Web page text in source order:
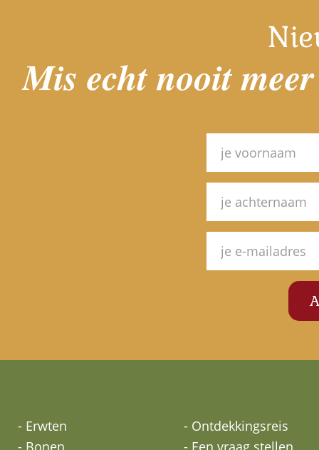
Mis echt nooit
- Erwten
- Ontdekkingsreis